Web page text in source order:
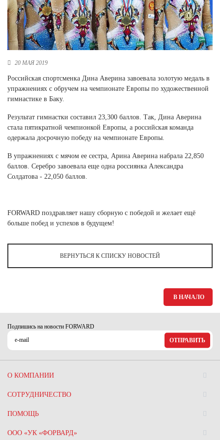
Новосибирская область (3)
Омская область (5)
Республика Башкортостан (3)
Республика Татарстан (2)
Ростовская область (2)
Самарская область (1)
Санкт-Петербург и ЛО (3)
Саратовская область (1)
Свердловская область (5)
Ставропольский край (5)
Томская область (1)
Хакасия (1)
Ханты-Мансийский автономный округ (3)
Ямало-Ненецкий автономный округ (1)
Ярославская область (1)
20 МАЯ 2019
Российская спортсменка Дина Аверина завоевала золотую медаль в
упражнениях с обручем на чемпионате Европы по художественной
гимнастике в Баку.
Результат гимнастки составил 23,300 баллов. Так, Дина Аверина
стала пятикратной чемпионкой Европы, а российская команда
одержала досрочную победу на чемпионате Европы.
В упражнениях с мячом ее сестра, Арина Аверина набрала 22,850
баллов. Серебро завоевала еще одна россиянка Александра
Солдатова - 22,050 баллов.
FORWARD поздравляет нашу сборную с победой и желает ещё
больше побед и успехов в будущем!
ВЕРНУТЬСЯ К СПИСКУ НОВОСТЕЙ
В НАЧАЛО
Подпишись на новости FORWARD
ОТПРАВИТЬ
О КОМПАНИИ
СОТРУДНИЧЕСТВО
ПОМОЩЬ
ООО «УК «ФОРВАРД»